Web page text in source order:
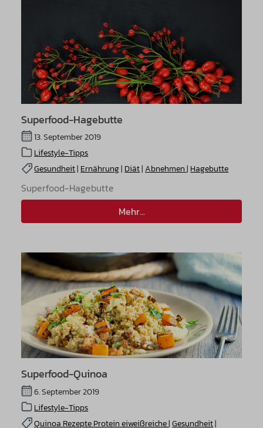
Superfood-Hagebutte
13. September 2019
Lifestyle-Tipps
Gesundheit|Ernährung|Diät|Abnehmen|Hagebutte
Superfood-Hagebutte
Mehr...
Superfood-Quinoa
6. September 2019
Lifestyle-Tipps
Quinoa Rezepte Protein eiweißreiche|Gesundheit|